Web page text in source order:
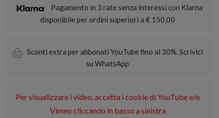
Pagamento in 3 rate senza interessi con Klarna
disponibile per ordini superiori a € 150,00
Sconti extra per abbonati YouTube fino al 30%. Scrivici
su WhatsApp
Per visualizzare i video, accetta i cookie di YouTube e/o
Vimeo cliccando in basso a sinistra